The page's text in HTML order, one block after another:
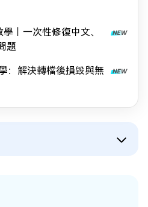
｜一次性修復中文、
題
：解決轉檔後損毀與無